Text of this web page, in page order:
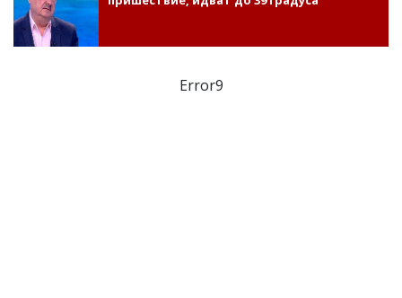
Error9